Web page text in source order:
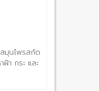
มุนไพรสกัด
า กระ และ